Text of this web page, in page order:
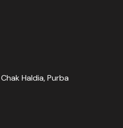
Haldia, Purba